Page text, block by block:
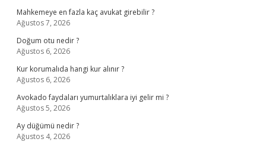
Mahkemeye en fazla kaç avukat girebilir ?
Ağustos 7, 2026
Doğum otu nedir ?
Ağustos 6, 2026
Kur korumalıda hangi kur alınır ?
Ağustos 6, 2026
Avokado faydaları yumurtalıklara iyi gelir mi ?
Ağustos 5, 2026
Ay düğümü nedir ?
Ağustos 4, 2026